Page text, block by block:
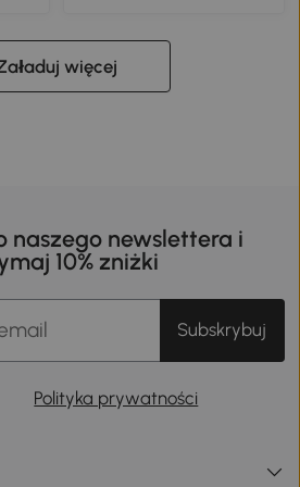
więcej
naszego newslettera i
10% zniżki
Subskrybuj
Polityka prywatności